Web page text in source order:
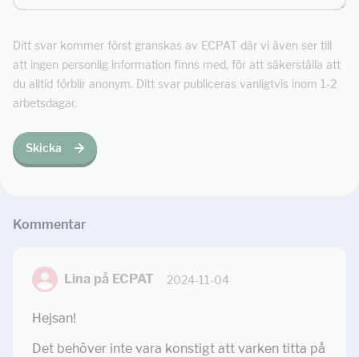
Ditt svar kommer först granskas av ECPAT där vi även ser till
att ingen personlig information finns med, för att säkerställa att
du alltid förblir anonym. Ditt svar publiceras vanligtvis inom 1-2
arbetsdagar.
Skicka
Kommentar
Lina på ECPAT 2024-11-04
Hejsan!
Det behöver inte vara konstigt att varken titta på